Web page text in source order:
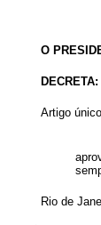
O
DECRETA:
Artigo
Rio de